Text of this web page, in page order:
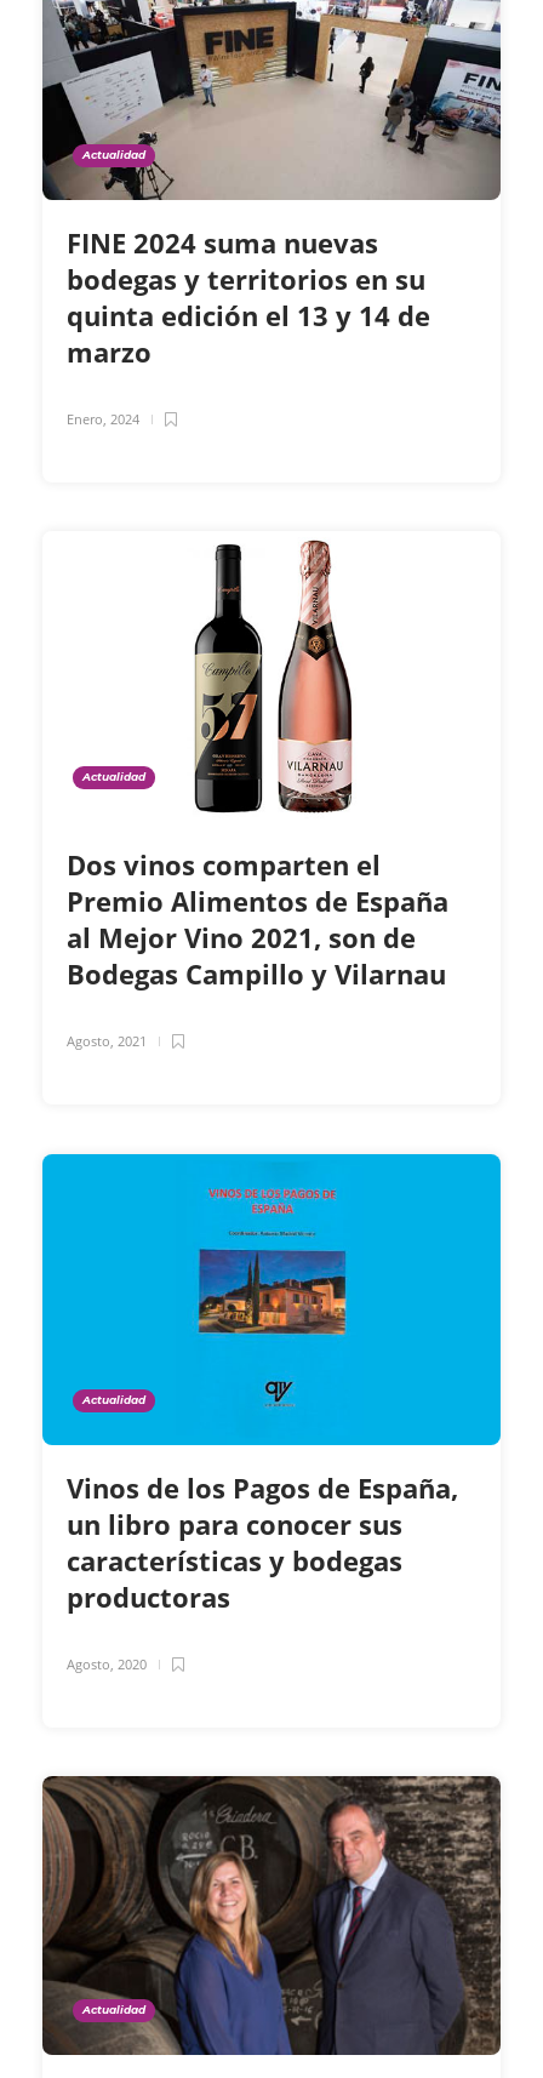
Actualidad
FINE 2024 suma nuevas
bodegas y territorios en su
quinta edición el 13 y 14 de
marzo
Enero, 2024
Actualidad
Dos vinos comparten el
Premio Alimentos de España
al Mejor Vino 2021, son de
Bodegas Campillo y Vilarnau
Agosto, 2021
Actualidad
Vinos de los Pagos de España,
un libro para conocer sus
características y bodegas
productoras
Agosto, 2020
Actualidad